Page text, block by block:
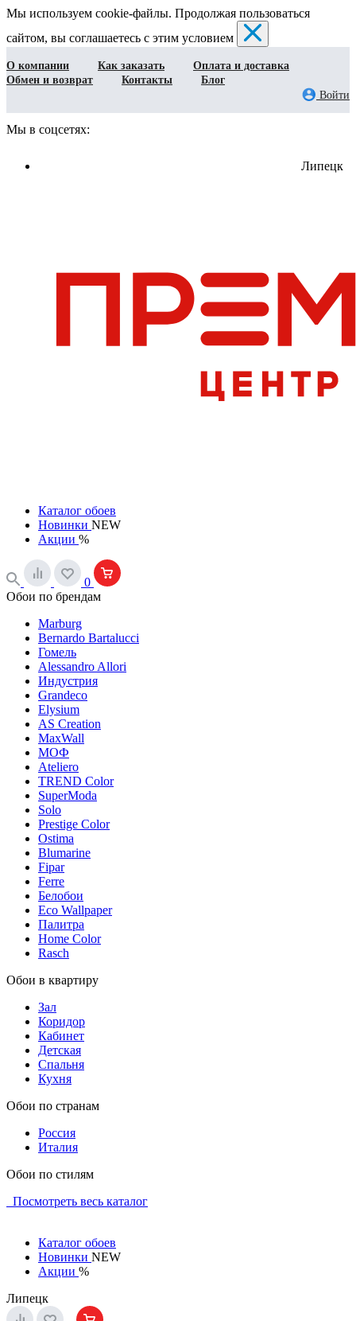
Мы используем cookie-файлы. Продолжая пользоваться
сайтом, вы соглашаетесь с этим условием
О компании Как заказать
Оплата и доставка
Обмен и возврат
Контакты
Блог
Войти
Мы в соцсетях:
Липецк
Каталог обоев
Новинки NEW
Акции %
0
Обои по брендам
Marburg
Bernardo Bartalucci
Гомель
Alessandro Allori
Индустрия
Grandeco
Elysium
AS Creation
MaxWall
МОФ
Ateliero
TREND Color
SuperModa
Solo
Prestige Color
Ostima
Blumarine
Fipar
Ferre
Белобои
Eco Wallpaper
Палитра
Home Color
Rasch
Обои в квартиру
Зал
Коридор
Кабинет
Детская
Спальня
Кухня
Обои по странам
Россия
Италия
Обои по стилям
Посмотреть весь каталог
Каталог обоев
Новинки NEW
Акции %
Липецк